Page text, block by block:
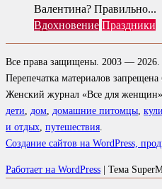
Валентина? Правильно...
Вдохновение Праздники
Все права защищены. 2003 — 2026.
Перепечатка материалов
Женский журнал «Все для
дети, дом, домашние питомцы,
и отдых, путешествия.
Создание сайтов на WordPress,
Работает на WordPress Тема